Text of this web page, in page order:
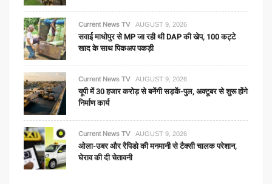
Current News TV AUGUST 9, 2026
सवाई माधोपुर से MP जा रही थी DAP की खेप, 100 कट्टे
खाद के साथ पिकअप पकड़ी
Current News TV AUGUST 9, 2026
यूपी में 30 हजार करोड़ से बनेंगी सड़कें-पुल, अक्टूबर से शुरू होंगे
निर्माण कार्य
Current News TV AUGUST 9, 2026
ओला-उबर और रैपिडो की मनमानी से टैक्सी चालक परेशान,
घेराव की दी चेतावनी